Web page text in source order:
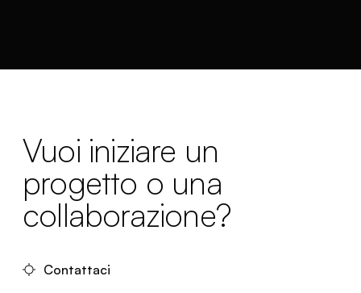
Vuoi iniziare un
progetto o una
collaborazione?
Contattaci